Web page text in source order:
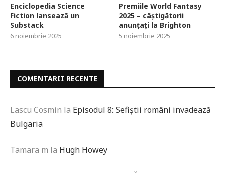
Enciclopedia Science
Fiction lansează un
Substack
6 noiembrie 2025
Premiile World Fantasy
2025 – câștigătorii
anunțați la Brighton
5 noiembrie 2025
COMENTARII RECENTE
Lascu Cosmin la Episodul 8: Sefiștii români invadează
Bulgaria
Tamara m la Hugh Howey